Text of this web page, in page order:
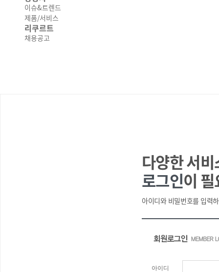
이슈&트렌드
제품/서비스
리쿠르트
채용공고
다양한 서
로그인이 필
아이디와 비밀번호를 입력
아이디